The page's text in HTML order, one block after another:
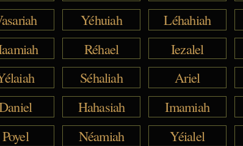
Yéhuiah Léhahiah
Réhael Iezalel
Séhaliah Ariel
Hahasiah Imamiah
Poyel Néamiah Yéialel